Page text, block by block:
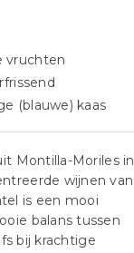
vruchten
(blauwe) kaas
Montilla-Moriles in
wijnen van
is een mooi
balans tussen
bij krachtige